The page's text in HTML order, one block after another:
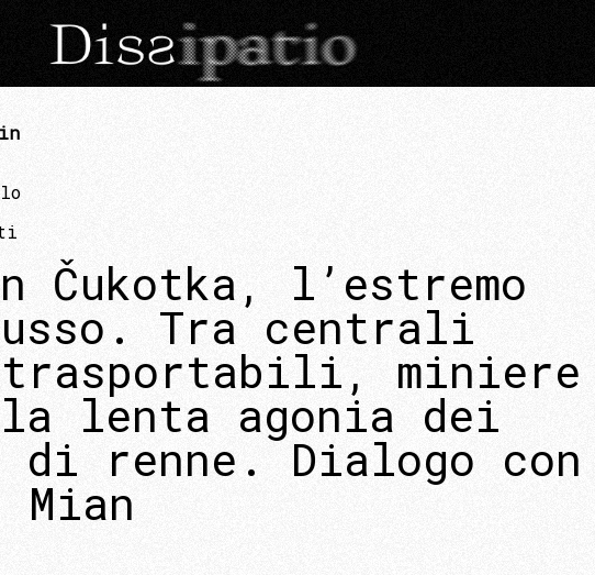
Čukotka, l’estremo
Tra centrali
miniere
lenta agonia dei
di renne. Dialogo con
Mian